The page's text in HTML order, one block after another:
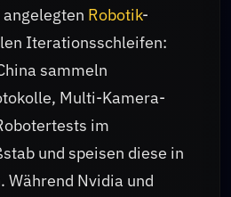
Robotik-
Iterationsschleifen:
sammeln
Multi-Kamera-
im
und speisen diese in
Während Nvidia und